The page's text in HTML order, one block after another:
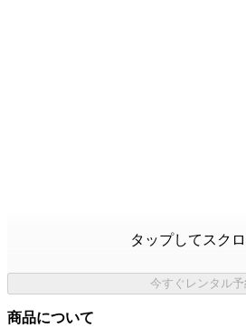
タップしてスク
今すぐレンタル予
商品について